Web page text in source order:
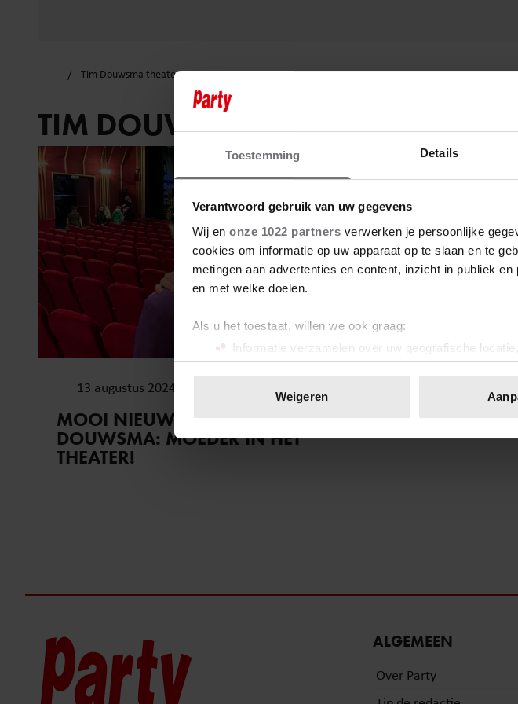
Toestemming Details
Verantwoord gebruik van uw gegevens
Wij en onze 1022 partners verwerken je persoonlijke
cookies om informatie op uw apparaat op te slaan en te
metingen aan advertenties en content, inzicht in publiek
en met welke doelen.
Als u het toestaat, willen we ook graag:
Informatie verzamelen over uw geografische
Uw apparaat identificeren door het actief te
toestemming op elk moment wijzigen of intrekken in de
We gebruiken cookies om content en advertenties te
Weigeren
Tim Douwsma theater
TIM DOUWSMA THEATER
13 augustus 2024
MOOI NIEUWS VOOR TIM
DOUWSMA: MOEDER IN HET
THEATER!
ALGEMEEN
Over Party